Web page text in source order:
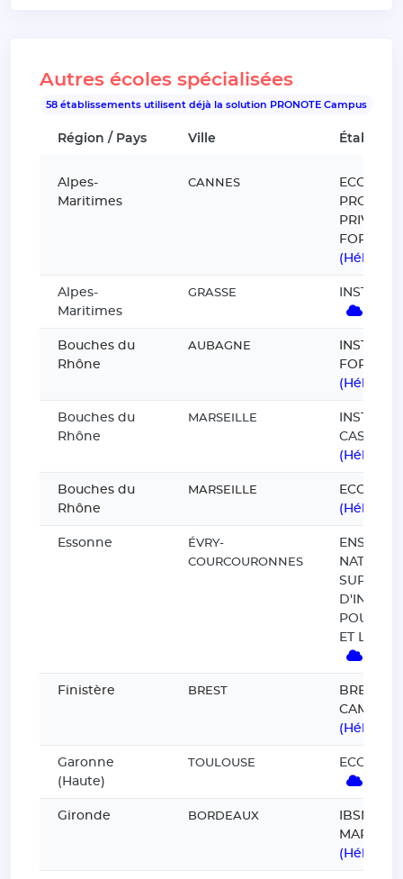
Autres écoles spécialisées
58 établissements utilisent déjà la solution PRONOTE Campus
Région / Pays Ville
Alpes-
Maritimes
CANNES
ECOLE
PRIVÉ FB
Alpes-
Maritimes
GRASSE
Bouches du
Rhône
AUBAGNE
INSTITUT
FORBINE
Bouches du
Rhône
MARSEILLE
INSTITUT
CASSIEN
Bouches du
Rhône
MARSEILLE
ECOLE
Essonne
ÉVRY-
COURCOURONNES
ENSIIE
POUR
ET
Finistère BREST
BREST
CAMPUS
Garonne
(Haute)
TOULOUSE
ECOLES
Gironde BORDEAUX
IBSM